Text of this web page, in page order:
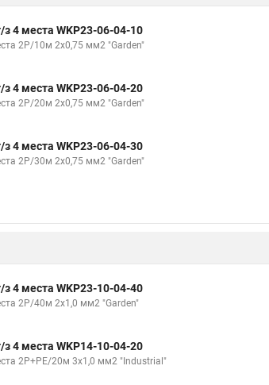
4 места WKP23-06-04-10
2Р/10м 2х0,75 мм2 "Garden"
4 места WKP23-06-04-20
2Р/20м 2х0,75 мм2 "Garden"
4 места WKP23-06-04-30
2Р/30м 2х0,75 мм2 "Garden"
4 места WKP23-10-04-40
2Р/40м 2х1,0 мм2 "Garden"
4 места WKP14-10-04-20
2Р+PЕ/20м 3х1,0 мм2 "Industrial"